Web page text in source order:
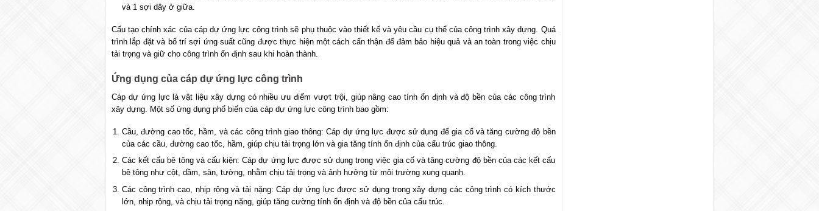
và 1 sợi dây ở giữa.
Cấu tạo chính xác của cáp dự ứng lực công trình sẽ phụ thuộc vào thiết kế và yêu cầu cụ thể của công trình xây dựng. Quá
trình lắp đặt và bố trí sợi ứng suất cũng được thực hiện một cách cẩn thận để đảm bảo hiệu quả và an toàn trong việc chịu
tải trọng và giữ cho công trình ổn định sau khi hoàn thành.
Ứng dụng của cáp dự ứng lực công trình
Cáp dự ứng lực là vật liệu xây dựng có nhiều ưu điểm vượt trội, giúp nâng cao tính ổn định và độ bền của các công trình
xây dựng. Một số ứng dụng phổ biến của cáp dự ứng lực công trình bao gồm:
Cầu, đường cao tốc, hầm, và các công trình giao thông: Cáp dự ứng lực được sử dụng để gia cố và tăng cường độ bền
của các cầu, đường cao tốc, hầm, giúp chịu tải trọng lớn và gia tăng tính ổn định của cấu trúc giao thông.
Các kết cấu bê tông và cấu kiện: Cáp dự ứng lực được sử dụng trong việc gia cố và tăng cường độ bền của các kết cấu
bê tông như cột, dầm, sàn, tường, nhằm chịu tải trọng và ảnh hưởng từ môi trường xung quanh.
Các công trình cao, nhịp rộng và tải nặng: Cáp dự ứng lực được sử dụng trong xây dựng các công trình có kích thước
lớn, nhịp rộng, và chịu tải trọng nặng, giúp tăng cường tính ổn định và độ bền của cấu trúc.